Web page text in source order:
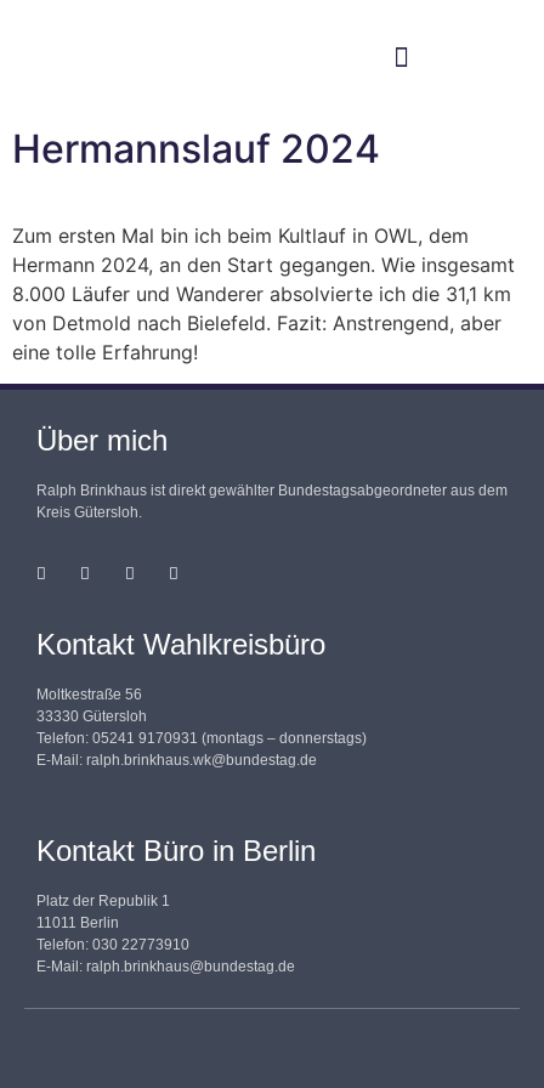
Hermannslauf 2024
Zum ersten Mal bin ich beim Kultlauf in OWL, dem
Hermann 2024, an den Start gegangen. Wie insgesamt
8.000 Läufer und Wanderer absolvierte ich die 31,1 km
von Detmold nach Bielefeld. Fazit: Anstrengend, aber
eine tolle Erfahrung!
Über mich
Ralph Brinkhaus ist direkt gewählter Bundestagsabgeordneter aus dem
Kreis Gütersloh.
Kontakt Wahlkreisbüro
Moltkestraße 56
33330 Gütersloh
Telefon: 05241 9170931 (montags – donnerstags)
E-Mail: ralph.brinkhaus.wk@bundestag.de
Kontakt Büro in Berlin
Platz der Republik 1
11011 Berlin
Telefon: 030 22773910
E-Mail: ralph.brinkhaus@bundestag.de